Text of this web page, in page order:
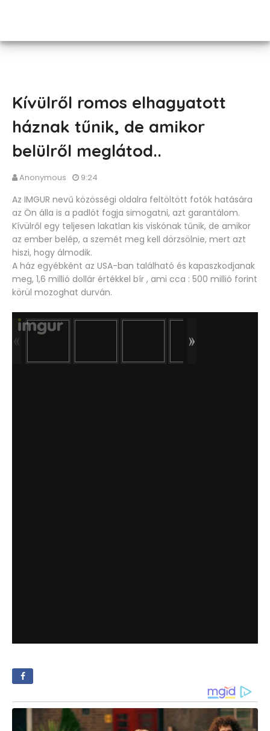
Kívülről romos elhagyatott
háznak tűnik, de amikor
belülről meglátod..
Anonymous 9:24
Az IMGUR nevű közösségi oldalra feltöltött fotók hatására
az Ön álla is a padlót fogja simogatni, azt garantálom.
Kívülről egy teljesen lakatlan kis viskónak tűnik, de amikor
az ember belép, a szemét meg kell dörzsölnie, mert azt
hiszi, hogy álmodik.
A ház egyébként az USA-ban található és kapaszkodjanak
meg, 1,6 millió dollár értékkel bír , ami cca : 500 millió forint
körül mozoghat durván.